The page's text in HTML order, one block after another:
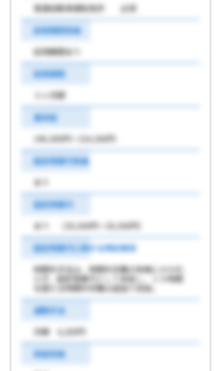
普通自動車運転免許 必須
試用期間有無
試用期間あり
試用期間
３ヶ月間
基本給
196,500円～216,500円
固定残業代有無
あり
固定残業代
あり （29,300円～29,300円）
固定残業代に関する特記事項
時間外手当は、時間外労働の有無にかかわ
らず、固定残業代として支給し、１０時間
を超える時間外労働は追加で支給。
通勤手当
月額 4,200円
昇給有無